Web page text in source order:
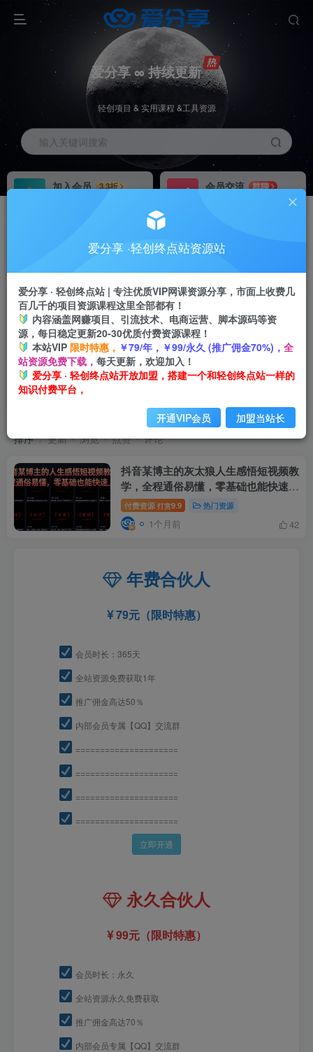
爱分享 ∞ 持续更新
轻创项目 & 实用课程 &工具资源
输入关键词搜索
加入会员
3.3折
会员交流
群聊
推广返佣高达70%
24小时自动赚钱
短视频教
排序 更新 浏览 点赞 评论
抖音某博主的灰太狼人生感悟短视频教
学，全程通俗易懂，零基础也能快速上
手
付费资源 打赏9.9 热门资源
1个月前 42
年费合伙人
79元（限时特惠）
会员时长：365天
全站资源免费获取1年
推广佣金高达50％
内部会员专属【QQ】交流群
=====================
=====================
=====================
=====================
立即开通
永久合伙人
99元（限时特惠）
会员时长：永久
全站资源永久免费获取
推广佣金高达70％
内部会员专属【QQ】交流群
爱分享 ·轻创终点站资源站
爱分享 · 轻创终点站 | 专注优质VIP网课资源分享，市面上收费几
百几千的项目资源课程这里全部都有！
内容涵盖网赚项目、引流技术、电商运营、脚本源码等资
源，每日稳定更新20-30优质付费资源课程！
本站VIP 限时特惠， ￥79/年，￥99/永久 (推广佣金70%)， 全
站资源免费下载， 每天更新，欢迎加入！
爱分享 · 轻创终点站开放加盟，搭建一个和轻创终点站一样的
知识付费平台，
开通VIP会员 加盟当站长